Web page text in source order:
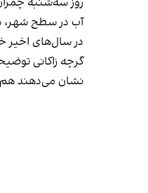
آب در سطح
در سال‌های اخیر
گرچه زاکانی
نشان می‌دهند